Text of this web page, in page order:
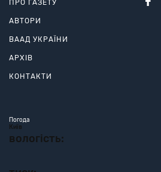
ПРО ГАЗЕТУ
АВТОРИ
ВААД УКРАЇНИ
АРХІВ
КОНТАКТИ
Погода
Київ
вологість: